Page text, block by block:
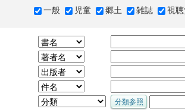
一般 児童 郷土 雑誌 視